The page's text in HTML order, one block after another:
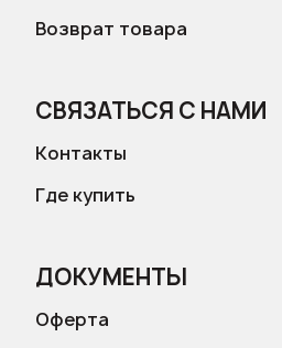
Возврат товара
СВЯЗАТЬСЯ С НАМИ
Контакты
Где купить
ДОКУМЕНТЫ
Оферта